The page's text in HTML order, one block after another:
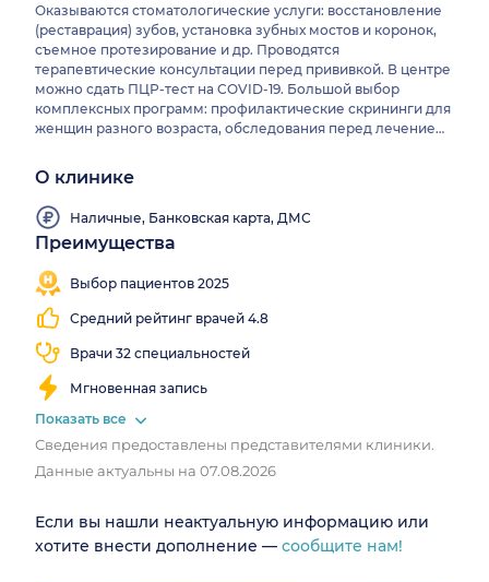
Оказываются стоматологические услуги: восстановление
(реставрация) зубов, установка зубных мостов и коронок,
съемное протезирование и др. Проводятся
терапевтические консультации перед прививкой. В центре
можно сдать ПЦР-тест на COVID-19. Большой выбор
комплексных программ: профилактические скрининги для
женщин разного возраста, обследования перед лечением
беременности, программы годового наблюдения детей и
др. Возможны онлайн-консультации специалистов разных
направлений по вопросам здоровья.
О клинике
Наличные, Банковская карта, ДМС
Преимущества
Выбор пациентов 2025
Средний рейтинг врачей 4.8
Врачи 32 специальностей
Мгновенная запись
Выезд
дом
Близко
метро
Работаем
выходные
Показать все
Сведения предоставлены представителями клиники.
Данные актуальны на 07.08.2026
Если вы нашли неактуальную информацию или
хотите внести дополнение — сообщите нам!